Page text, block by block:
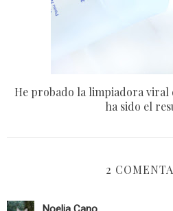
He probado la limpiadora viral
ha sido el
2